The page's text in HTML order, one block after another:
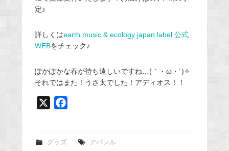
定♪
詳しくはearth music & ecology japan label 公式
WEBをチェック♪
ぽかぽかな春が待ち遠しいですね…(｀・ω・´)✧
それではまた！うさ太でした！アディオス！！
グッズ アパレル